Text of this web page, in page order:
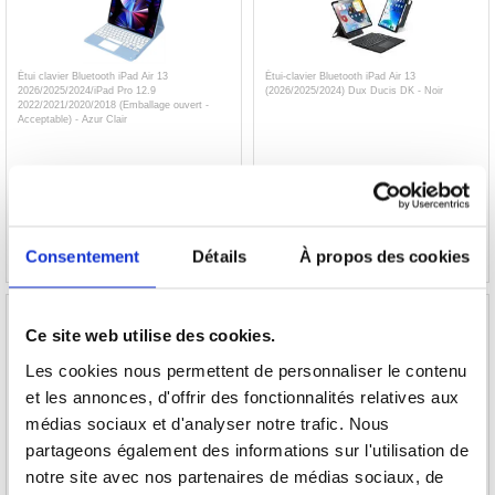
Consentement Détails À propos des cookies
Ce site web utilise des cookies.
Les cookies nous permettent de personnaliser le contenu
et les annonces, d'offrir des fonctionnalités relatives aux
médias sociaux et d'analyser notre trafic. Nous
partageons également des informations sur l'utilisation de
notre site avec nos partenaires de médias sociaux, de
Étui clavier Bluetooth iPad Air 13
2026/2025/2024/iPad Pro 12.9
2022/2021/2020/2018 (Emballage ouvert -
Acceptable) - Azur Clair
Étui-clavier Bluetooth iPad Air 13
(2026/2025/2024) Dux Ducis DK - Noir
3018925
Chargeur magnétique sans fil 18W - iPad Air
Noir
Manchon de protection souple pour ordinateur
11,50